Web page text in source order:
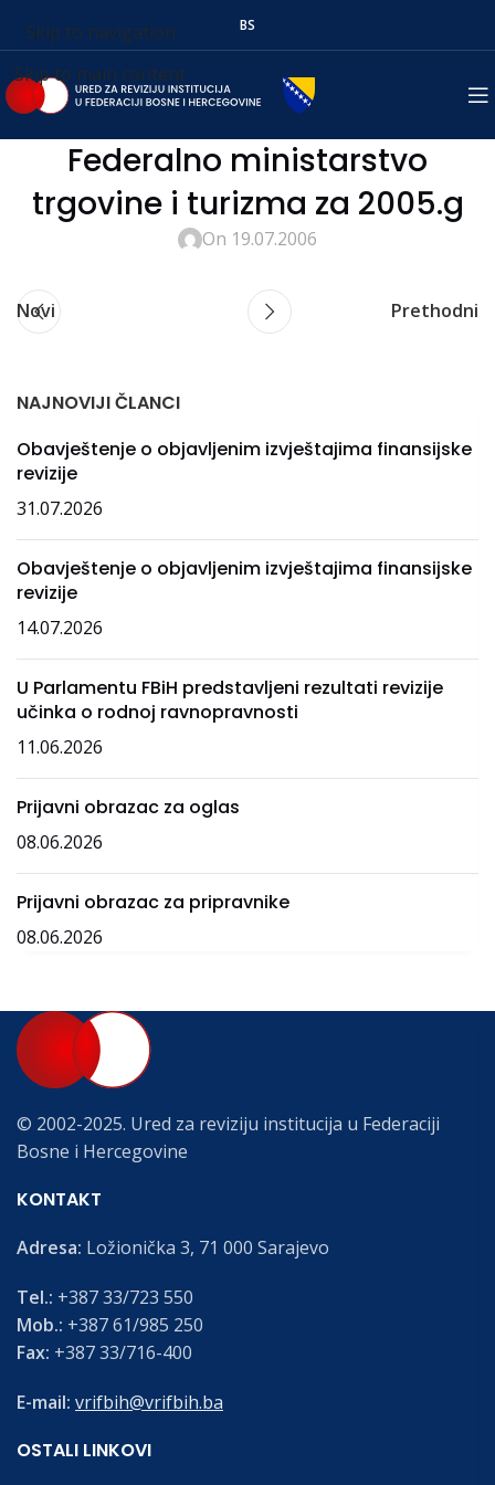
Skip to navigation
Skip to main content
BS
Federalno ministarstvo
trgovine i turizma za 2005.g
On 19.07.2006
Novi Prethodni
NAJNOVIJI ČLANCI
Obavještenje o objavljenim izvještajima finansijske
revizije
31.07.2026
Obavještenje o objavljenim izvještajima finansijske
revizije
14.07.2026
U Parlamentu FBiH predstavljeni rezultati revizije
učinka o rodnoj ravnopravnosti
11.06.2026
Prijavni obrazac za oglas
08.06.2026
Prijavni obrazac za pripravnike
08.06.2026
© 2002-2025. Ured za reviziju institucija u Federaciji
Bosne i Hercegovine
KONTAKT
Adresa: Ložionička 3, 71 000 Sarajevo
Tel.: +387 33/723 550
Mob.: +387 61/985 250
Fax: +387 33/716-400
E-mail: vrifbih@vrifbih.ba
OSTALI LINKOVI